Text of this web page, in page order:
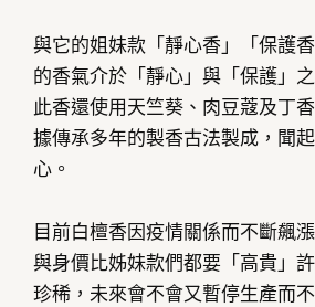
與它的姐妹款「靜心香」「保護
的香氣介於「靜心」與「保護」
此香還使用天竺葵、肉豆蔻及丁
據傳承多年的製香古法製成，聞
心。
目前白檀香因疫情關係而不斷飆
與身價比姊妹款們都要「高貴」
珍稀，未來會不會又暫停生產而不